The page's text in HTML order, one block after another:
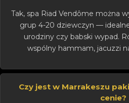
Tak, spa Riad Vendôme można
grup 4-20 dziewczyn —
urodziny czy babski wypad.
wspólny hammam, jacuzzi
Czy jest w Marrakeszu
cenie?